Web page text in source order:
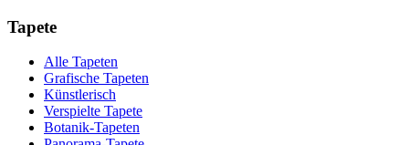
Tapete
Alle Tapeten
Grafische Tapeten
Künstlerisch
Verspielte Tapete
Botanik-Tapeten